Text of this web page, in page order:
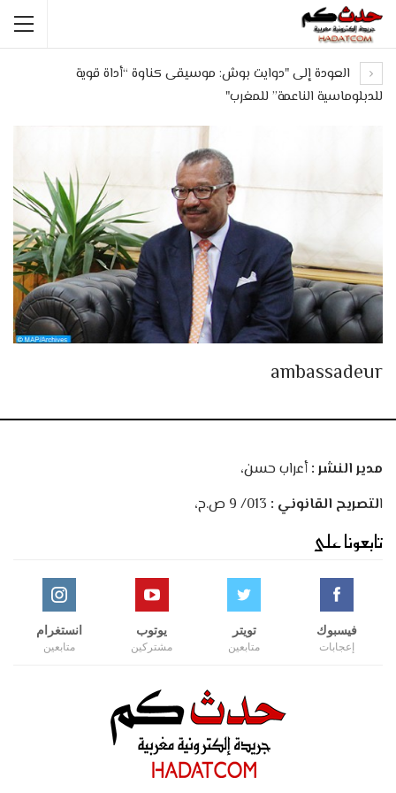
العودة إلى "دوايت بوش: موسيقى كناوة “أداة قوية
للدبلوماسية الناعمة” للمغرب"
ambassadeur
مدير النشر :أعراب حسن،
التصريح القانوني :
تابعونا على
فيسبوك
إعجابات
تويتر
متابعين
يوتوب
مشتركين
انستغرام
متابعين